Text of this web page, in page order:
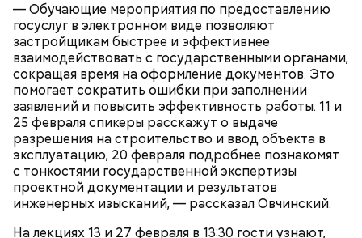
— Обучающие мероприятия по предоставлению
госуслуг в электронном виде позволяют
застройщикам быстрее и эффективнее
взаимодействовать с государственными органами,
сокращая время на оформление документов. Это
помогает сократить ошибки при заполнении
заявлений и повысить эффективность работы. 11 и
25 февраля спикеры расскажут о выдаче
разрешения на строительство и ввод объекта в
эксплуатацию, 20 февраля подробнее познакомят
с тонкостями государственной экспертизы
проектной документации и результатов
инженерных изысканий, — рассказал Овчинский.
На лекциях 13 и 27 февраля в 13:30 гости узнают,
— Маршрут затрагивает востребованные улицы
районов. Таким образом, жители разных районов
Фото: Shutterstock
Небольшой деревянный дом построили в начале
XIX века, предположительно, в 1830 годах. В здании
есть полуподвальный этаж, который обустроен
под жилое помещение.
Парк Горького
набережной Москвы-реки.